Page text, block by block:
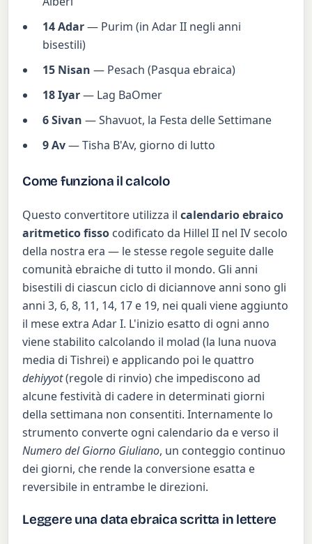
14 Adar— Purim (in Adar II negli anni
bisestili)
15 Nisan — Pesach (Pasqua ebraica)
18 Iyar— Lag BaOmer
6 Sivan — Shavuot, la Festa delle Settimane
9 Av— Tisha B'Av, giorno di lutto
Come funziona il calcolo
Questo convertitore utilizza ilcalendario ebraico
aritmetico fisso codificato da Hillel II nel IV secolo
della nostra era — le stesse regole seguite dalle
comunità ebraiche di tutto il mondo. Gli anni
bisestili di ciascun ciclo di diciannove anni sono gli
anni 3, 6, 8, 11, 14, 17 e 19, nei quali viene aggiunto
il mese extra Adar I. L'inizio esatto di ogni anno
viene stabilito calcolando il molad (la luna nuova
media di Tishrei) e applicando poi le quattro
dehiyyot(regole di rinvio) che impediscono ad
alcune festività di cadere in determinati giorni
della settimana non consentiti. Internamente lo
strumento converte ogni calendario da e verso il
Numero del Giorno Giuliano, un conteggio continuo
dei giorni, che rende la conversione esatta e
reversibile in entrambe le direzioni.
Leggere una data ebraica scritta in lettere